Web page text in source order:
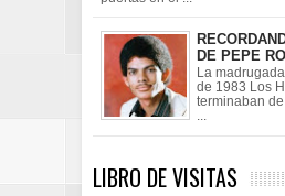
DE PEPE
La
de 1983 Los
terminaban
...
LIBRO DE VISITAS